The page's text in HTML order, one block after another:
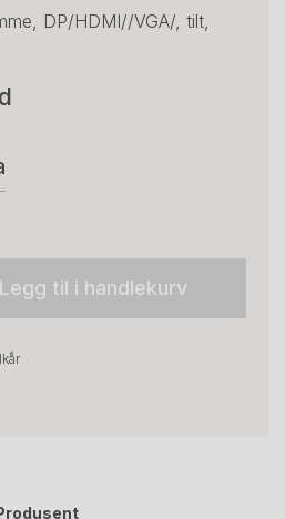
DP/HDMI//VGA/, tilt,
Legg til i handlekurv